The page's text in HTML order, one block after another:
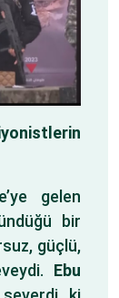
gelen
bir
güçlü,
Ebu